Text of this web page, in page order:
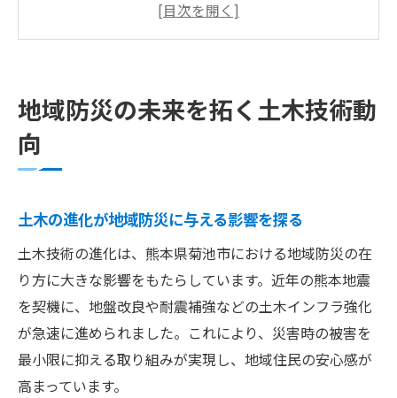
地域課題に応える土木の防災イノベーショ
防災強化へ進化する土木の実践事例
現場で生かされた土木と防災技術の融合点
行政施策と土木協働による地域防災の実践
例
土木活用で進化する防災現場の取り組み紹
介
防災強化を実現した土木実績のポイント解
地域防災の未来を拓く土木技術動
向
土木の進化が地域防災に与える影響を探る
土木技術の進化は、熊本県菊池市における地域防災の在
り方に大きな影響をもたらしています。近年の熊本地震
を契機に、地盤改良や耐震補強などの土木インフラ強化
が急速に進められました。これにより、災害時の被害を
最小限に抑える取り組みが実現し、地域住民の安心感が
高まっています。